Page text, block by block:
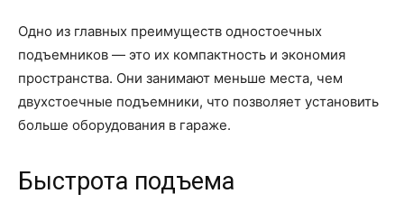
Одно из главных преимуществ одностоечных
подъемников — это их компактность и экономия
пространства. Они занимают меньше места, чем
двухстоечные подъемники, что позволяет установить
больше оборудования в гараже.
Быстрота подъема